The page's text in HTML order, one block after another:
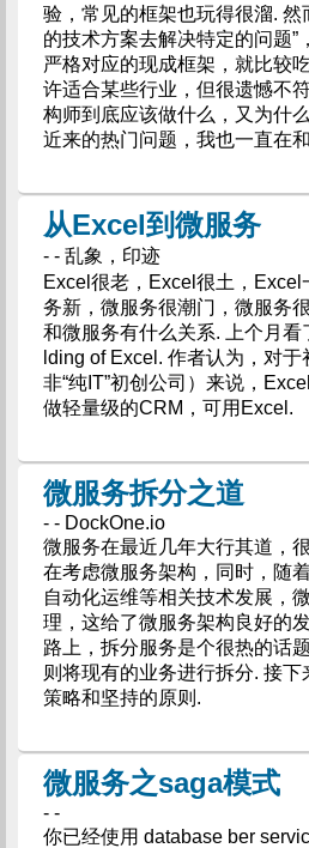
验，常见的框架也玩得很溜. 然
的技术方案去解决特定的问题”
严格对应的现成框架，就比较
许适合某些行业，但很遗憾不
构师到底应该做什么，又为什
近来的热门问题，我也一直在
从Excel到微服务
- - 乱象，印迹
Excel很老，Excel很土，Excel
务新，微服务很潮门，微服务
和微服务有什么关系. 上个月
lding of Excel. 作者认为，对
非“纯IT”初创公司）来说，
做轻量级的CRM，可用Excel.
微服务拆分之道
- - DockOne.io
微服务在最近几年大行其道，
在考虑微服务架构，同时，随
自动化运维等相关技术发展，
理，这给了微服务架构良好的
路上，拆分服务是个很热的话
则将现有的业务进行拆分. 接
策略和坚持的原则.
微服务之saga模式
- -
你已经使用 database ber